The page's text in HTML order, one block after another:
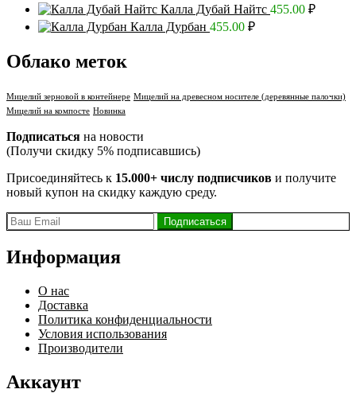
Калла Дубай Найтс 455.00 ₽
Калла Дурбан 455.00 ₽
Облако меток
Мицелий зерновой в контейнере Мицелий на древесном носителе (деревянные палочки)
Мицелий на компосте Новинка
Подписаться на новости
(Получи скидку 5% подписавшись)
Присоединяйтесь к 15.000+ числу подписчиков и получите
новый купон на скидку каждую среду.
Информация
О нас
Доставка
Политика конфиденциальности
Условия использования
Производители
Аккаунт